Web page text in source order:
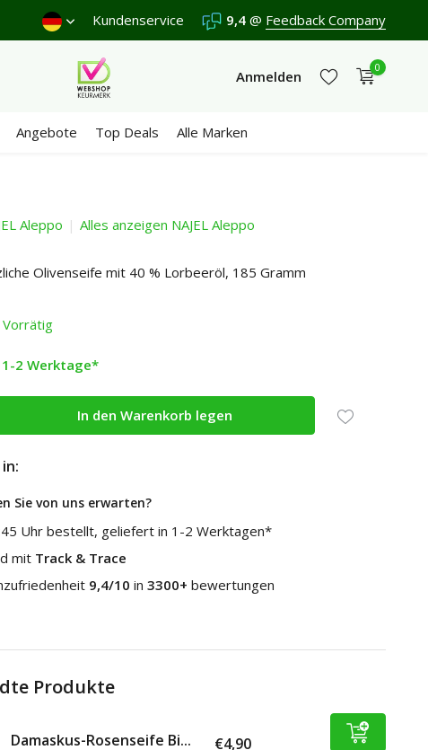
Freitag. Versand €5,95 (DE)Kostenlosab €65 Wir
Kundenservice 9,4 @ Feedback Company
Anmelden
0
Angebote Top Deals Alle Marken
Aleppo Alles anzeigen NAJEL Aleppo
Olivenseife mit 40 % Lorbeeröl, 185 Gramm
Vorrätig
2 Werktage*
In den Warenkorb legen
Sie von uns erwarten?
Uhr bestellt, geliefert in 1-2 Werktagen*
mit Track & Trace
9,4/10 in 3300+ bewertungen
Produkte
Damaskus-Rosenseife Bi... €4,90